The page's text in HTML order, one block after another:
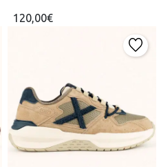
120,00€